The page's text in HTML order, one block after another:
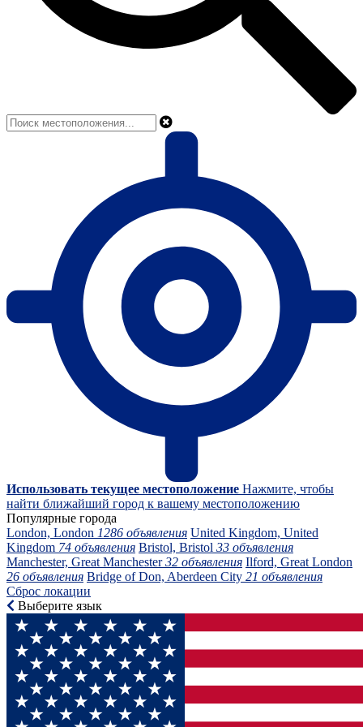
Использовать текущее местоположение Нажмите, чтобы
найти ближайший город к вашему местоположению
Популярные города
London, London 1286 объявления United Kingdom, United
Kingdom 74 объявления Bristol, Bristol 33 объявления
Manchester, Great Manchester32 объявления Ilford, Great London
26 объявления Bridge of Don, Aberdeen City 21 объявления
Сброс локации
Выберите язык